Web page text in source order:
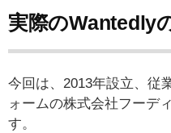
実際のWantedly
今回は、2013年設立、従
ォームの株式会社フーデ
す。